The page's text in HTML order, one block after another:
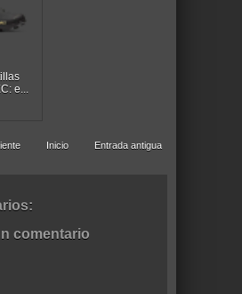
e...
Entrada antigua
Inicio
comentario